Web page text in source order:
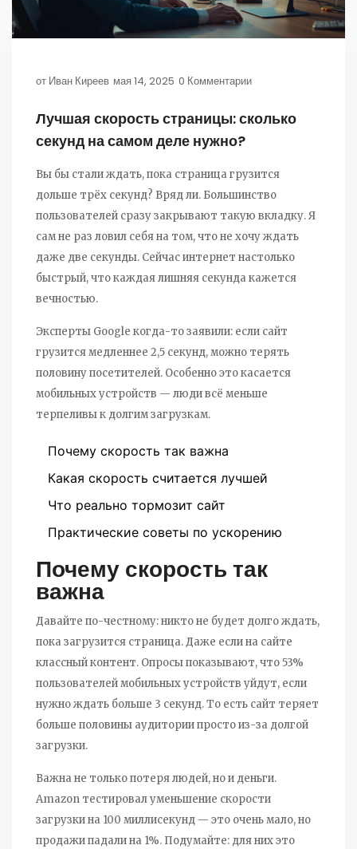
от Иван Киреев мая 14, 2025 0 Комментарии
Лучшая скорость страницы: сколько
секунд на самом деле нужно?
Вы бы стали ждать, пока страница грузится
дольше трёх секунд? Вряд ли. Большинство
пользователей сразу закрывают такую вкладку. Я
сам не раз ловил себя на том, что не хочу ждать
даже две секунды. Сейчас интернет настолько
быстрый, что каждая лишняя секунда кажется
вечностью.
Эксперты Google когда-то заявили: если сайт
грузится медленнее 2,5 секунд, можно терять
половину посетителей. Особенно это касается
мобильных устройств — люди всё меньше
терпеливы к долгим загрузкам.
Почему скорость так важна
Какая скорость считается лучшей
Что реально тормозит сайт
Практические советы по ускорению
Почему скорость так
важна
Давайте по-честному: никто не будет долго ждать,
пока загрузится страница. Даже если на сайте
классный контент. Опросы показывают, что 53%
пользователей мобильных устройств уйдут, если
нужно ждать больше 3 секунд. То есть сайт теряет
больше половины аудитории просто из-за долгой
загрузки.
Важна не только потеря людей, но и деньги.
Amazon тестировал уменьшение скорости
загрузки на 100 миллисекунд — это очень мало, но
продажи падали на 1%. Подумайте: для них это